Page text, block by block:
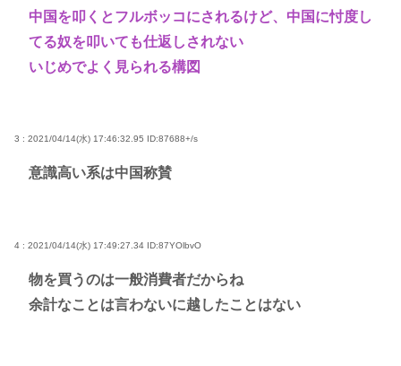
中国を叩くとフルボッコにされるけど、中国に忖度し
てる奴を叩いても仕返しされない
いじめでよく見られる構図
3 : 2021/04/14(水) 17:46:32.95 ID:87688+/s
意識高い系は中国称賛
4 : 2021/04/14(水) 17:49:27.34 ID:87YOlbvO
物を買うのは一般消費者だからね
余計なことは言わないに越したことはない